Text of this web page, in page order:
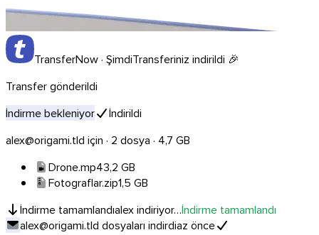
Chrome & Gmail
TransferNow · ŞimdiTransferiniz indirildi 🎉
Transfer gönderildi
İndirme bekleniyor
İndirildi
alex@origami.tld için · 2 dosya · 4,7 GB
Drone.mp43,2 GB
Fotograflar.zip1,5 GB
İndirme tamamlandıalex indiriyor…İndirme tamamlandı
alex@origami.tld dosyaları indirdiaz önce